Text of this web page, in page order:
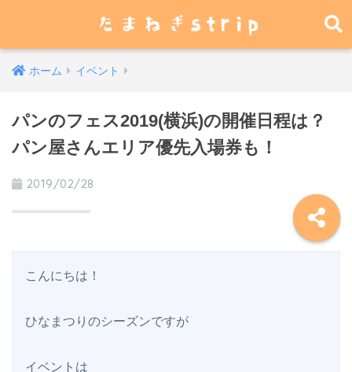
ホーム イベント
パンのフェス2019(横浜)の開催日程は？
パン屋さんエリア優先入場券も！
2019/02/28
こんにちは！
ひなまつりのシーズンですが
イベントは